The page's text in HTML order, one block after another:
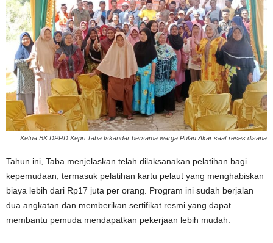
Ketua BK DPRD Kepri Taba Iskandar bersama warga Pulau Akar saat reses disana
Tahun ini, Taba menjelaskan telah dilaksanakan pelatihan bagi
kepemudaan, termasuk pelatihan kartu pelaut yang menghabiskan
biaya lebih dari Rp17 juta per orang. Program ini sudah berjalan
dua angkatan dan memberikan sertifikat resmi yang dapat
membantu pemuda mendapatkan pekerjaan lebih mudah.